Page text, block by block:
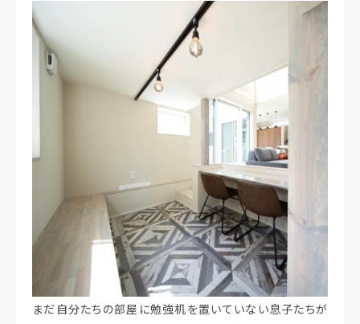
まだ自分たちの部屋に勉強机を置いていない息子たちが